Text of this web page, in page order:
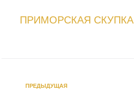
ПРИМОРСКАЯ СКУПКА
ПРЕДЫДУЩАЯ